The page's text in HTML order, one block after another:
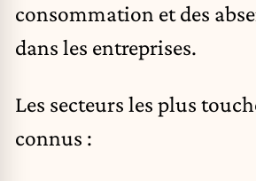
consommation et des
dans les entreprises.
Les secteurs les plus
connus :